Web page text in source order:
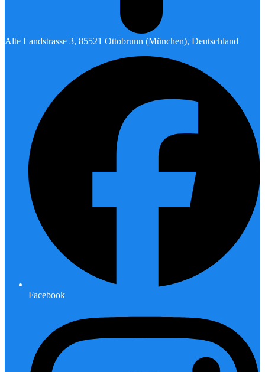
Alte Landstrasse 3, 85521 Ottobrunn (München), Deutschland
Facebook